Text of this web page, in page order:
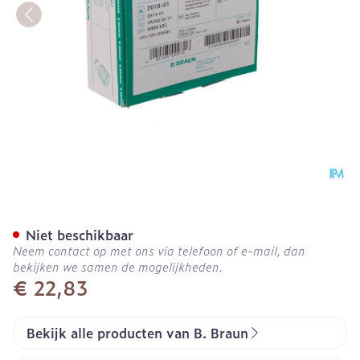
€ 22,83
Niet beschikbaar
Neem contact op met ons via telefoon of e-mail, dan
bekijken we samen de mogelijkheden.
Bekijk alle producten van B. Braun